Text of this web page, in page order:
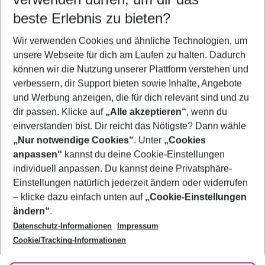
5-8 Nächte
2 Erwachsene Keine Kinder
Mehr Filter anzeigen
Footer
Footer navigation
Über uns
AGB
Bestpreisgarantie
Cookie-Einstellungen ändern
Cookie-Richtlinie
Agenturbetreuung
Barrierefreies Reisen
Folge uns
beste Erlebnis zu bieten?
Wir verwenden Cookies und ähnliche Technologien, um
unsere Webseite für dich am Laufen zu halten. Dadurch
können wir die Nutzung unserer Plattform verstehen und
verbessern, dir Support bieten sowie Inhalte, Angebote
und Werbung anzeigen, die für dich relevant sind und zu
dir passen. Klicke auf „Alle akzeptieren“, wenn du
einverstanden bist. Dir reicht das Nötigste? Dann wähle
„Nur notwendige Cookies“. Unter „Cookies
anpassen“ kannst du deine Cookie-Einstellungen
individuell anpassen. Du kannst deine Privatsphäre-
Einstellungen natürlich jederzeit ändern oder widerrufen
– klicke dazu einfach unten auf „Cookie-Einstellungen
ändern“.
Datenschutz-Informationen
Impressum
Cookie/Tracking-Informationen